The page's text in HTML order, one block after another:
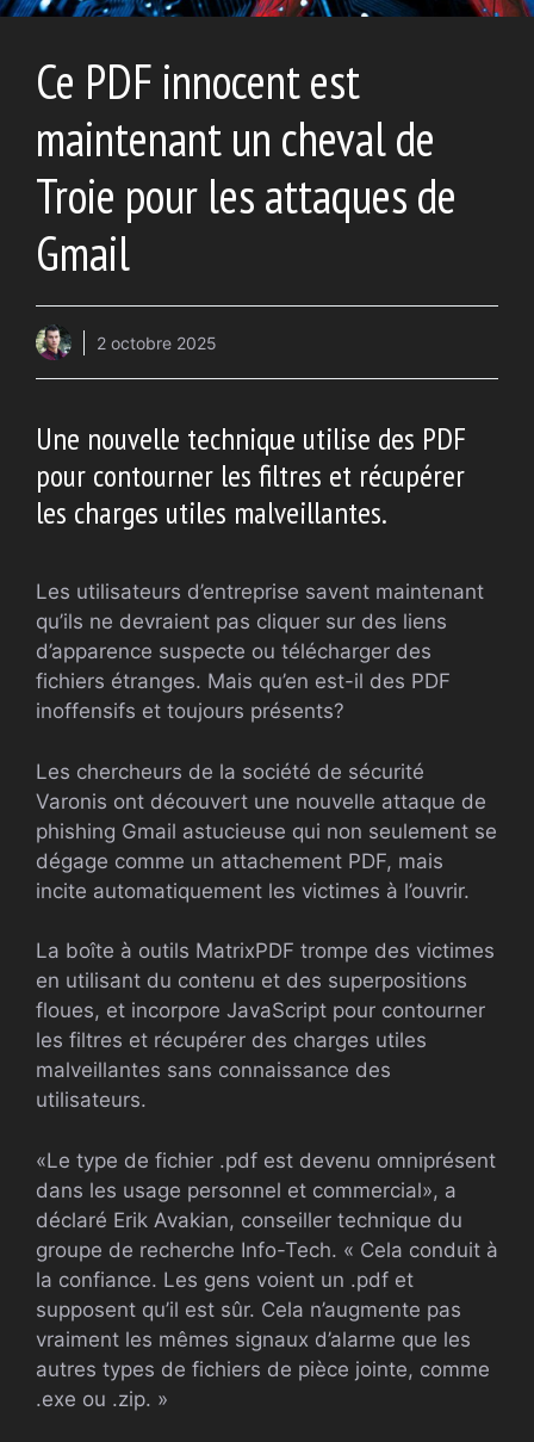
Ce PDF innocent est
maintenant un cheval de
Troie pour les attaques de
Gmail
2 octobre 2025
Une nouvelle technique utilise des PDF
pour contourner les filtres et récupérer
les charges utiles malveillantes.
Les utilisateurs d’entreprise savent maintenant
qu’ils ne devraient pas cliquer sur des liens
d’apparence suspecte ou télécharger des
fichiers étranges. Mais qu’en est-il des PDF
inoffensifs et toujours présents?
Les chercheurs de la société de sécurité
Varonis ont découvert une nouvelle attaque de
phishing Gmail astucieuse qui non seulement se
dégage comme un attachement PDF, mais
incite automatiquement les victimes à l’ouvrir.
La boîte à outils MatrixPDF trompe des victimes
en utilisant du contenu et des superpositions
floues, et incorpore JavaScript pour contourner
les filtres et récupérer des charges utiles
malveillantes sans connaissance des
utilisateurs.
«Le type de fichier .pdf est devenu omniprésent
dans les usage personnel et commercial», a
déclaré Erik Avakian, conseiller technique du
groupe de recherche Info-Tech. « Cela conduit à
la confiance. Les gens voient un .pdf et
supposent qu’il est sûr. Cela n’augmente pas
vraiment les mêmes signaux d’alarme que les
autres types de fichiers de pièce jointe, comme
.exe ou .zip. »